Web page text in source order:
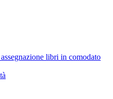
libri in comodato